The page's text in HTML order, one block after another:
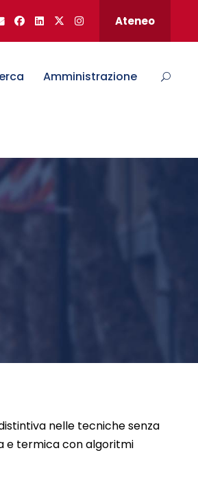
Ateneo
Amministrazione
nelle tecniche senza
e termica con algoritmi